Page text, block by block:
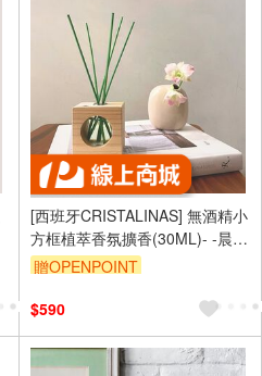
[西班牙CRISTALINAS] 無酒精小
方框植萃香氛擴香(30ML)- -晨露
花園【去味加強版】
贈OPENPOINT
$590